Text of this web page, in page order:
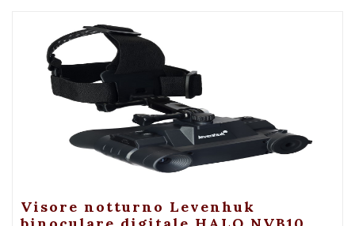
+ Visualizza
Visore notturno Levenhuk